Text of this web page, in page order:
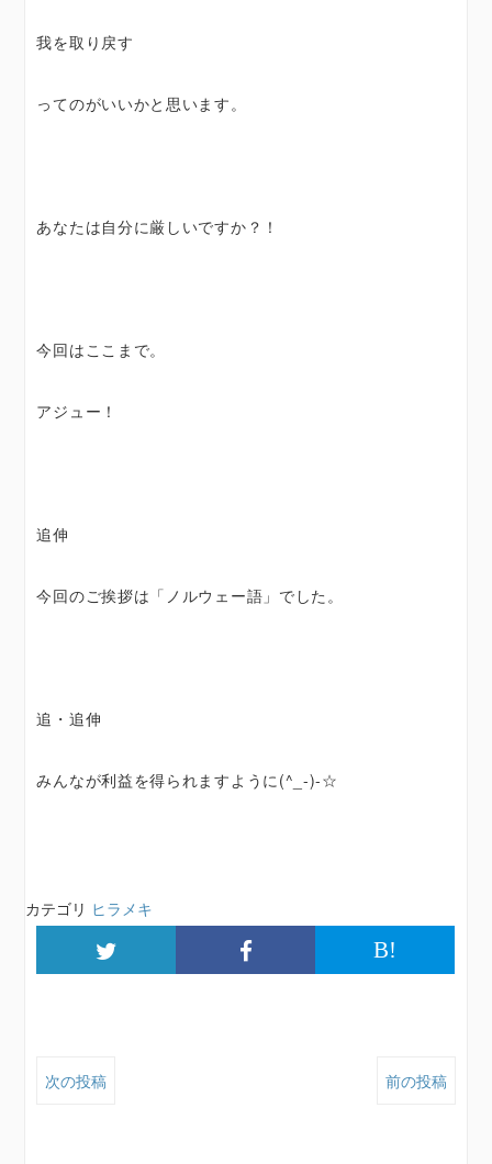
我を取り戻す
ってのがいいかと思います。
あなたは自分に厳しいですか？！
今回はここまで。
アジュー！
追伸
今回のご挨拶は「ノルウェー語」でした。
追・追伸
みんなが利益を得られますように(^_-)-☆
カテゴリ ヒラメキ
B!
次の投稿 前の投稿